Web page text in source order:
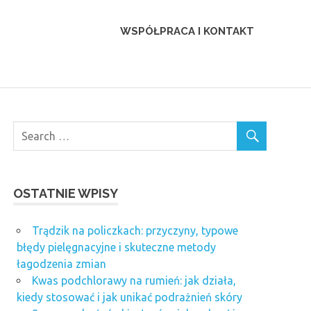
WSPÓŁPRACA I KONTAKT
OSTATNIE WPISY
Trądzik na policzkach: przyczyny, typowe
błędy pielęgnacyjne i skuteczne metody
łagodzenia zmian
Kwas podchlorawy na rumień: jak działa,
kiedy stosować i jak unikać podrażnień skóry